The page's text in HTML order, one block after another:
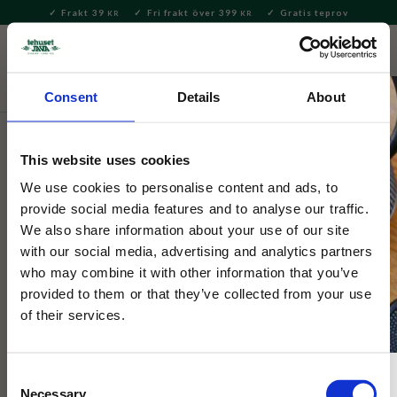
Consent Details About
This website uses cookies
We use cookies to personalise content and ads, to
provide social media features and to analyse our traffic.
We also share information about your use of our site
with our social media, advertising and analytics partners
who may combine it with other information that you’ve
provided to them or that they’ve collected from your use
of their services.
Necessary
Meny
Frakt 39 KR Fri frakt över 399 KR Gratis teprov
Nyheter
Dunoon
Cairngorm Beautiful Blooms
Daisies
En kvalitetsmugg i fint benporslin med prästkragar.